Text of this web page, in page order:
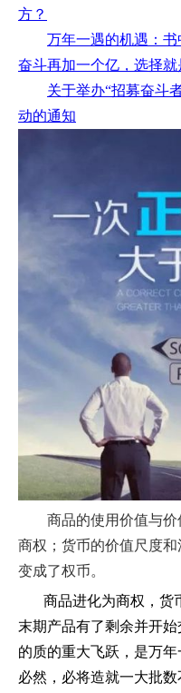
方？
万年一遇的机遇：书
奋斗再加一个亿，选择就
关于举办“招募奋斗
动的通知
商品的使用价值与
商权；货币的价值尺度
变成了权币。
商品进化为商权，货
末期产品有了剩余并开
的质的重大飞跃，是万
必然，必将造就一大批